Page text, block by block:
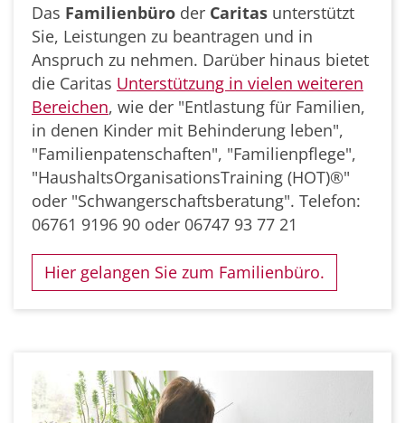
Das Familienbüro der Caritas unterstützt
Sie, Leistungen zu beantragen und in
Anspruch zu nehmen. Darüber hinaus bietet
die Caritas Unterstützung in vielen weiteren
Bereichen, wie der "Entlastung für Familien,
in denen Kinder mit Behinderung leben",
"Familienpatenschaften", "Familienpflege",
"HaushaltsOrganisationsTraining (HOT)®"
oder "Schwangerschaftsberatung". Telefon:
06761 9196 90 oder 06747 93 77 21
Hier gelangen Sie zum Familienbüro.